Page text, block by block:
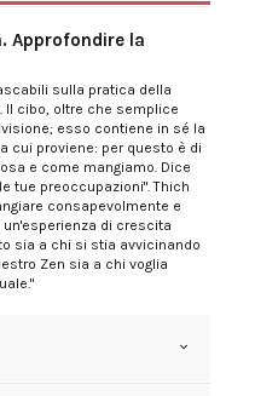
Approfondire la
sulla pratica della
Il cibo, oltre che semplice
esso contiene in sé la
cui proviene: per questo è di
e come mangiamo. Dice
tue preoccupazioni". Thich
consapevolmente e
di crescita
sia a chi si stia avvicinando
Zen sia a chi voglia